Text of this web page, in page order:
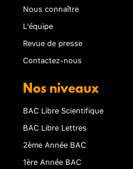
Nous connaître
L'équipe
Revue de presse
Contactez-nous
Nos niveaux
BAC Libre Scientifique
BAC Libre Lettres
2ème Année BAC
1ère Année BAC